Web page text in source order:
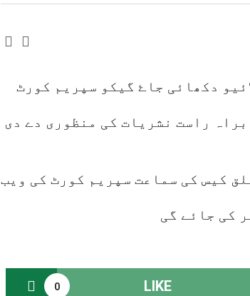
دکھائی جاۓ گیکو سپریم کورٹ
راست نشریات کی منظوری دے دی
کیس کی سماعت سپریم کورٹ کی ویب
کی جائے گی
0 LIKE